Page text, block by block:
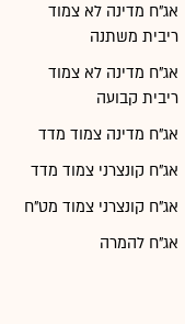
אג"ח מדינה לא צמוד
ריבית משתנה
אג"ח מדינה לא צמוד
ריבית קבועה
אג"ח מדינה צמוד מדד
אג"ח קונצרני צמוד מדד
אג"ח קונצרני צמוד מט"ח
אג"ח להמרה